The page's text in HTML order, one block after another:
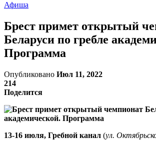
Афиша
Брест примет открытый
Беларуси по гребле
Программа
Опубликовано Июл 11, 2022
214
Поделится
13-16 июля, Гребной канал (ул.